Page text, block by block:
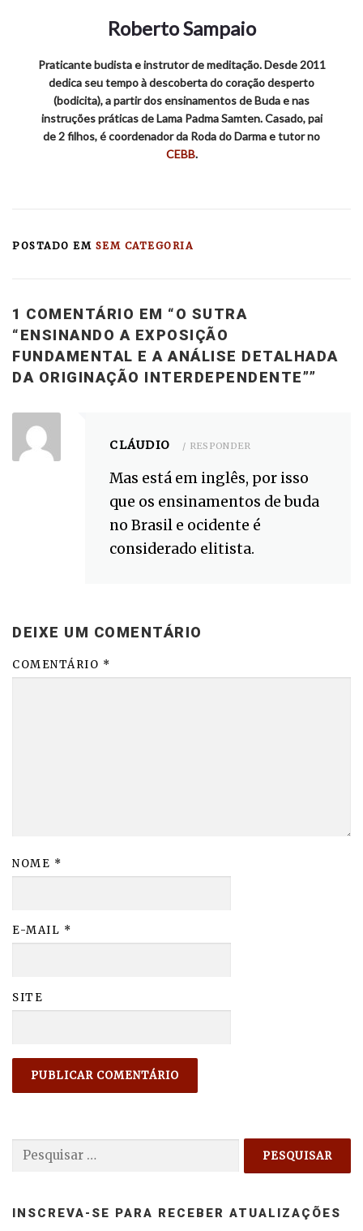
Roberto Sampaio
Praticante budista e instrutor de meditação. Desde 2011
dedica seu tempo à descoberta do coração desperto
(bodicita), a partir dos ensinamentos de Buda e nas
instruções práticas de Lama Padma Samten. Casado, pai
de 2 filhos, é coordenador da Roda do Darma e tutor no
CEBB.
POSTADO EM SEM CATEGORIA
1 COMENTÁRIO EM “O SUTRA
“ENSINANDO A EXPOSIÇÃO
FUNDAMENTAL E A ANÁLISE DETALHADA
DA ORIGINAÇÃO INTERDEPENDENTE””
CLÁUDIO RESPONDER
Mas está em inglês, por isso
que os ensinamentos de buda
no Brasil e ocidente é
considerado elitista.
DEIXE UM COMENTÁRIO
COMENTÁRIO *
NOME *
E-MAIL *
SITE
Pesquisar
INSCREVA-SE PARA RECEBER ATUALIZAÇÕES